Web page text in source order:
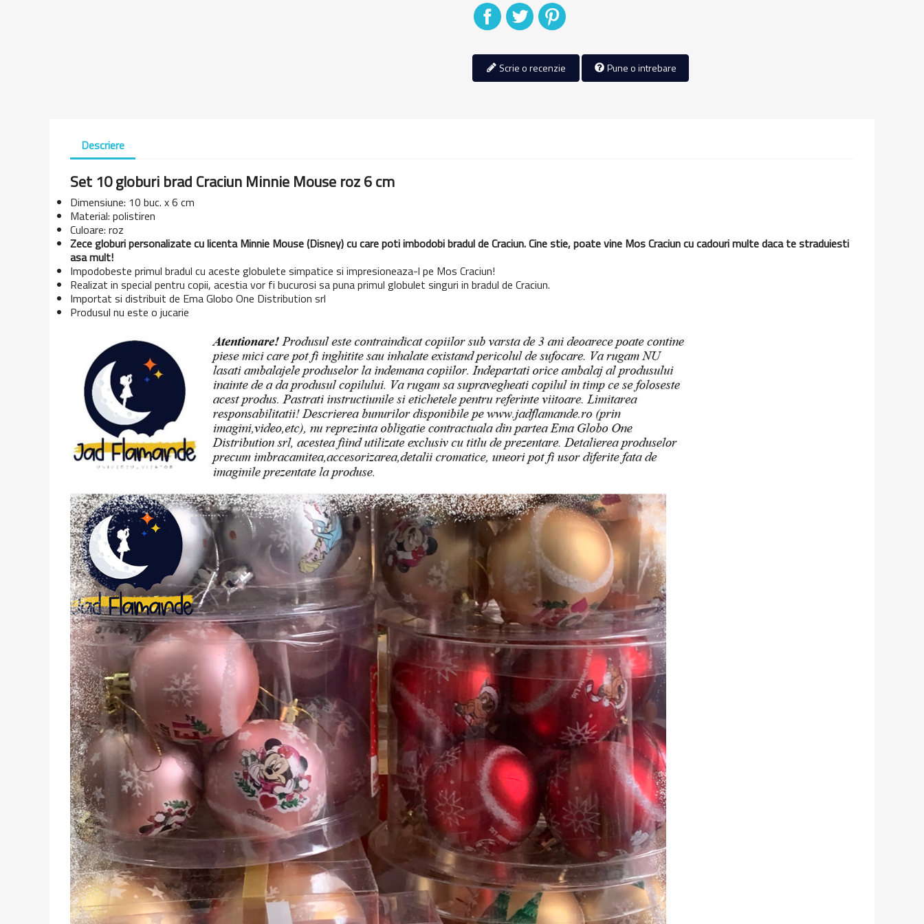
DistribuitiTweet
Scrie o recenzie Pune o intrebare
Descriere
Set 10 globuri brad Craciun Minnie Mouse roz 6 cm
Dimensiune: 10 buc. x 6 cm
Material: polistiren
Culoare: roz
Zece globuri personalizate cu licenta Minnie Mouse (Disney) cu care poti imbodobi bradul de Craciun. Cine stie, poate vine Mos Craciun cu cadouri multe daca te straduiesti
asa mult!
Impodobeste primul bradul cu aceste globulete simpatice si impresioneaza-l pe Mos Craciun!
Realizat in special pentru copii, acestia vor fi bucurosi sa puna primul globulet singuri in bradul de Craciun.
Importat si distribuit de Ema Globo One Distribution srl
Produsul nu este o jucarie